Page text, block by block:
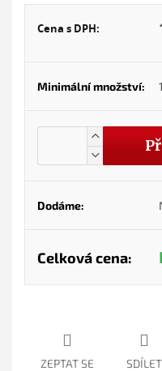
Cena s DPH:
Minimální množství:
Dodáme:
Celková cena:
ZEPTAT SE SDÍLET